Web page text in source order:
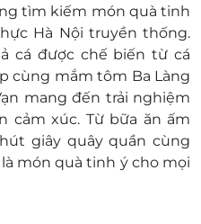
tìm kiếm món quà tinh
Hà Nội truyền thống.
cá được chế biến từ cá
cùng mắm tôm Ba Làng
mang đến trải nghiệm
cảm xúc. Từ bữa ăn ấm
giây quây quần cùng
món quà tinh ý cho mọi